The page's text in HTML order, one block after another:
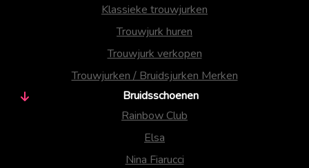
Klassieke trouwjurken
Trouwjurk huren
Trouwjurk verkopen
Trouwjurken / Bruidsjurken Merken
Bruidsschoenen
Rainbow Club
Elsa
Nina Fiarucci